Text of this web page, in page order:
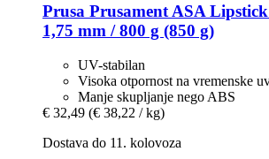
Prusa Prusament ASA
1,75 mm / 800 g (850 g)
UV-stabilan
Visoka otpornost na vremenske
Manje skupljanje nego ABS
€ 32,49 (€ 38,22 / kg)
Dostava do 11. kolovoza